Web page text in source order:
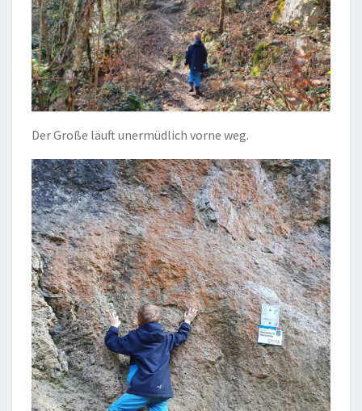
Der Große läuft unermüdlich vorne weg.